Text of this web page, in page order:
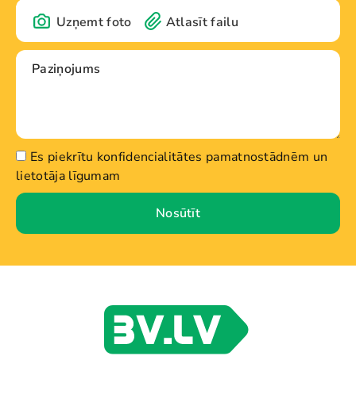
Uzņemt foto Atlasīt failu
Es piekrītu konfidencialitātes pamatnostādnēm un
lietotāja līgumam
Nosūtīt